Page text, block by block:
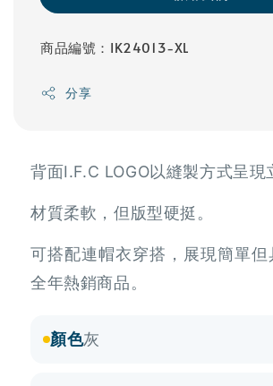
商品編號：IK24013-XL
分享
背面I.F.C LOGO以縫製方式呈現
材質柔軟，但版型硬挺。
可搭配連帽衣穿搭，展現簡單
全年熱銷商品。
顏色灰